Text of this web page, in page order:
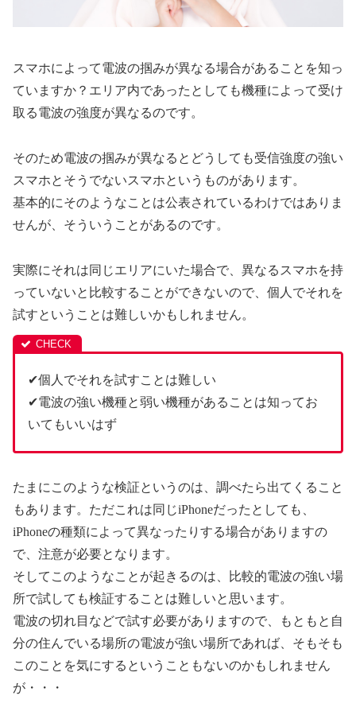
スマホによって電波の掴みが異なる場合があることを知っ
ていますか？エリア内であったとしても機種によって受け
取る電波の強度が異なるのです。
そのため電波の掴みが異なるとどうしても受信強度の強い
スマホとそうでないスマホというものがあります。
基本的にそのようなことは公表されているわけではありま
せんが、そういうことがあるのです。
実際にそれは同じエリアにいた場合で、異なるスマホを持
っていないと比較することができないので、個人でそれを
試すということは難しいかもしれません。
✔個人でそれを試すことは難しい
✔電波の強い機種と弱い機種があることは知ってお
いてもいいはず
たまにこのような検証というのは、調べたら出てくること
もあります。ただこれは同じiPhoneだったとしても、
iPhoneの種類によって異なったりする場合がありますの
で、注意が必要となります。
そしてこのようなことが起きるのは、比較的電波の強い場
所で試しても検証することは難しいと思います。
電波の切れ目などで試す必要がありますので、もともと自
分の住んでいる場所の電波が強い場所であれば、そもそも
このことを気にするということもないのかもしれません
が・・・